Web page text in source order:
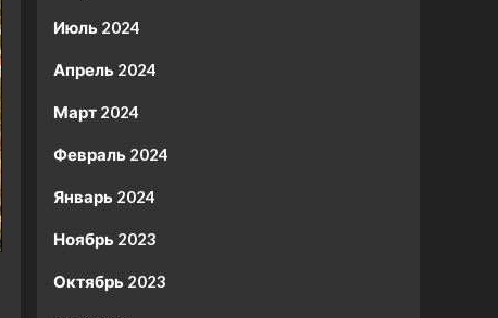
Июль 2024
Апрель 2024
Март 2024
Февраль 2024
Январь 2024
Ноябрь 2023
Октябрь 2023